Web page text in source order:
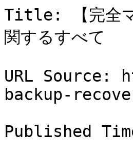
Title: 【完全マ
関するすべて
URL Source:
backup-
Published